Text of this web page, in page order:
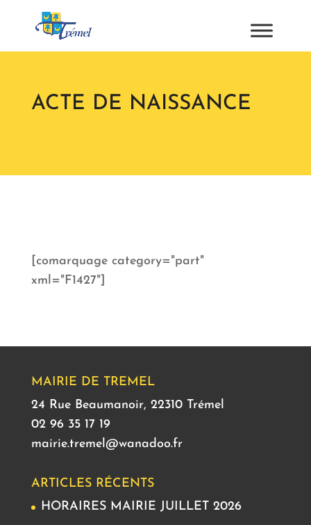
ACTE DE NAISSANCE
[comarquage category="part"
xml="F1427"]
MAIRIE DE TREMEL
24 Rue Beaumanoir, 22310 Trémel
02 96 35 17 19
mairie.tremel@wanadoo.fr
ARTICLES RÉCENTS
HORAIRES MAIRIE JUILLET 2026